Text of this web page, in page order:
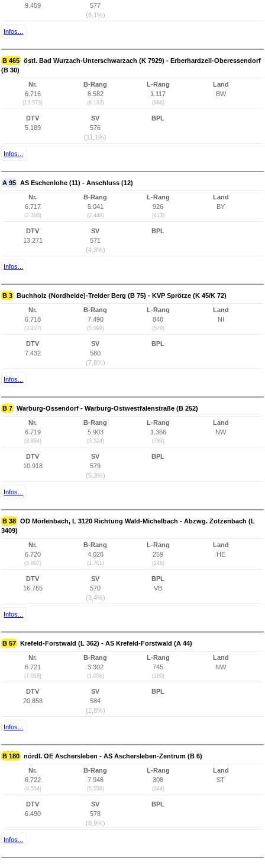
9.459
577
(6,1%)
Infos...
B 465 östl. Bad Wurzach-Unterschwarzach (K 7929) - Erberhardzell-Oberessendorf
(B 30)
Nr.
6.716
(13.573)
B-Rang
8.582
(6.182)
L-Rang
1.117
(966)
Land
BW
DTV
5.189
SV
576
(11,1%)
BPL
Infos...
A 95 AS Eschenlohe (11) - Anschluss (12)
Nr.
6.717
(2.300)
B-Rang
5.041
(2.448)
L-Rang
926
(413)
Land
BY
DTV
13.271
SV
571
(4,3%)
BPL
Infos...
B 3 Buchholz (Nordheide)-Trelder Berg (B 75) - KVP Sprötze (K 45/K 72)
Nr.
6.718
(3.107)
B-Rang
7.490
(5.099)
L-Rang
848
(579)
Land
NI
DTV
7.432
SV
580
(7,8%)
BPL
Infos...
B 7 Warburg-Ossendorf - Warburg-Ostwestfalenstraße (B 252)
Nr.
6.719
(3.884)
B-Rang
5.903
(3.524)
L-Rang
1.366
(783)
Land
NW
DTV
10.918
SV
579
(5,3%)
BPL
Infos...
B 38 OD Mörlenbach, L 3120 Richtung Wald-Michelbach - Abzwg. Zotzenbach (L
3409)
Nr.
6.720
(5.907)
B-Rang
4.026
(1.701)
L-Rang
259
(248)
Land
HE
DTV
16.765
SV
570
(3,4%)
BPL
VB
Infos...
B 57 Krefeld-Forstwald (L 362) - AS Krefeld-Forstwald (A 44)
Nr.
6.721
(7.018)
B-Rang
3.302
(1.056)
L-Rang
745
(180)
Land
NW
DTV
20.858
SV
584
(2,8%)
BPL
Infos...
B 180 nördl. OE Aschersleben - AS Aschersleben-Zentrum (B 6)
Nr.
6.722
(9.554)
B-Rang
7.946
(5.550)
L-Rang
308
(244)
Land
ST
DTV
6.490
SV
578
(8,9%)
BPL
Infos...